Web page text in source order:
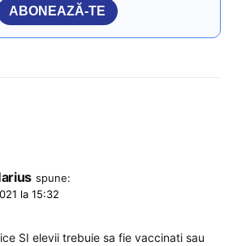
ABONEAZĂ-TE
spune:
la 15:32
SI elevii trebuie sa fie vaccinati sau